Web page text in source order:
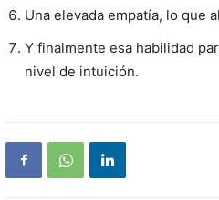
Una elevada empatía, lo que
Y finalmente esa habilidad
nivel de intuición.